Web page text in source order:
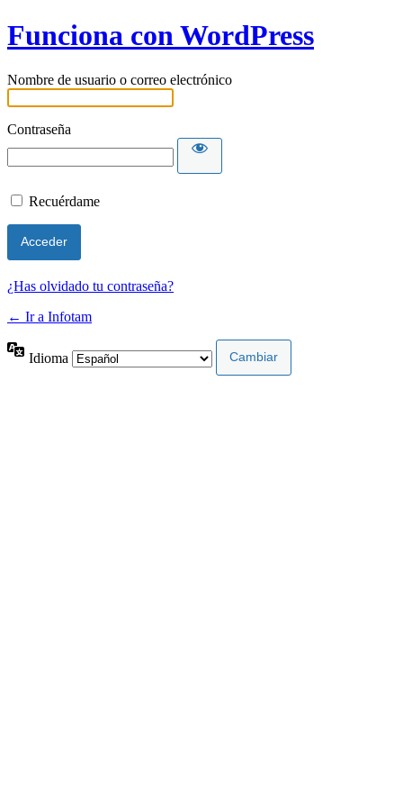
Funciona con WordPress
Nombre de usuario o correo electrónico
Contraseña
Recuérdame
¿Has olvidado tu contraseña?
← Ir a Infotam
Idioma